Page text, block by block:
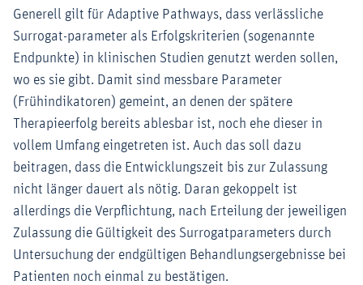
Generell gilt für Adaptive Pathways, dass verlässliche
Surrogat-parameter als Erfolgskriterien (sogenannte
Endpunkte) in klinischen Studien genutzt werden sollen,
wo es sie gibt. Damit sind messbare Parameter
(Frühindikatoren) gemeint, an denen der spätere
Therapieerfolg bereits ablesbar ist, noch ehe dieser in
vollem Umfang eingetreten ist. Auch das soll dazu
beitragen, dass die Entwicklungszeit bis zur Zulassung
nicht länger dauert als nötig. Daran gekoppelt ist
allerdings die Verpflichtung, nach Erteilung der jeweiligen
Zulassung die Gültigkeit des Surrogatparameters durch
Untersuchung der endgültigen Behandlungsergebnisse bei
Patienten noch einmal zu bestätigen.